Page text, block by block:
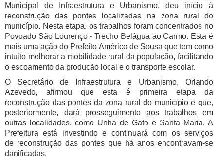
Municipal de Infraestrutura e Urbanismo, deu início à
reconstrução das pontes localizadas na zona rural do
município. Nesta etapa, os trabalhos foram concentrados no
Povoado São Lourenço - Trecho Belágua ao Carmo. Esta é
mais uma ação do Prefeito Américo de Sousa que tem como
intuito melhorar a mobilidade rural da população, facilitando
o escoamento da produção local e o transporte escolar.
O Secretário de Infraestrutura e Urbanismo, Orlando
Azevedo, afirmou que esta é primeira etapa da
reconstrução das pontes da zona rural do município e que,
posteriormente, dará prosseguimento aos trabalhos em
outras localidades, como Unha de Gato e Santa Maria. A
Prefeitura está investindo e continuará com os serviços
de reconstrução das pontes que há anos encontravam-se
danificadas.